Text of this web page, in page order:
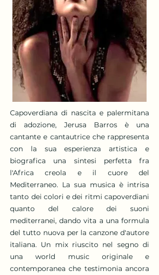
Capoverdiana di nascita e palermitana
di adozione, Jerusa Barros è una
cantante e cantautrice che rappresenta
con la sua esperienza artistica e
biografica una sintesi perfetta fra
l'Africa creola e il cuore del
Mediterraneo. La sua musica è intrisa
tanto dei colori e dei ritmi capoverdiani
quanto del calore dei suoni
mediterranei, dando vita a una formula
del tutto nuova per la canzone d'autore
italiana. Un mix riuscito nel segno di
una world music originale e
contemporanea che testimonia ancora